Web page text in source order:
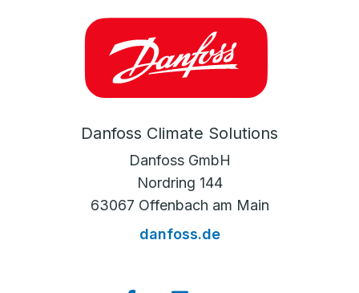
Danfoss Climate Solutions
Danfoss GmbH
Nordring 144
63067 Offenbach am Main
danfoss.de